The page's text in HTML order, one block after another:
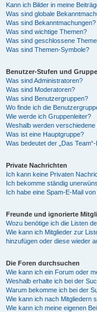
Kann ich Bilder in meine
Was sind globale
Was sind Bekanntmachungen?
Was sind wichtige Themen?
Was sind geschlossene
Was sind Themen-Symbole?
Benutzer-Stufen und
Was sind Administratoren?
Was sind Moderatoren?
Was sind Benutzergruppen?
Wo finde ich die
Wie werde ich Gruppenleiter?
Weshalb werden
Was ist eine Hauptgruppe?
Was bedeutet der „Das
Private Nachrichten
Ich kann keine Privaten
Ich bekomme ständig
Ich habe eine Spam-E-Mail
Freunde und ignorierte
Wozu benötige ich die Listen
Wie kann ich Mitglieder zur
hinzufügen oder diese wieder
Die Foren durchsuchen
Wie kann ich ein Forum oder
Weshalb erhalte ich bei der
Warum bekomme ich bei der
Wie kann ich nach Mitgliedern
Wie kann ich meine eigenen